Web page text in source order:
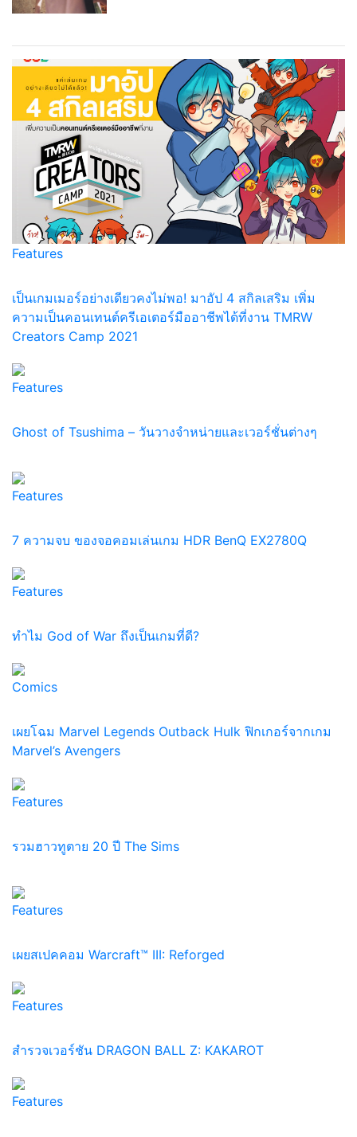
Features
เป็นเกมเมอร์อย่างเดียวคงไม่พอ! มาอัป 4 สกิลเสริม เพิ่ม
ความเป็นคอนเทนต์ครีเอเตอร์มืออาชีพได้ที่งาน TMRW
Creators Camp 2021
Features
Ghost of Tsushima – วันวางจำหน่ายและเวอร์ชั่นต่างๆ
Features
7 ความจบ ของจอคอมเล่นเกม HDR BenQ EX2780Q
Features
ทำไม God of War ถึงเป็นเกมที่ดี?
Comics
เผยโฉม Marvel Legends Outback Hulk ฟิกเกอร์จากเกม
Marvel’s Avengers
Features
รวมฮาวทูตาย 20 ปี The Sims
Features
เผยสเปคคอม Warcraft™ III: Reforged
Features
สำรวจเวอร์ชัน DRAGON BALL Z: KAKAROT
Features